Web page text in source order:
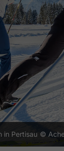
in Pertisau ©